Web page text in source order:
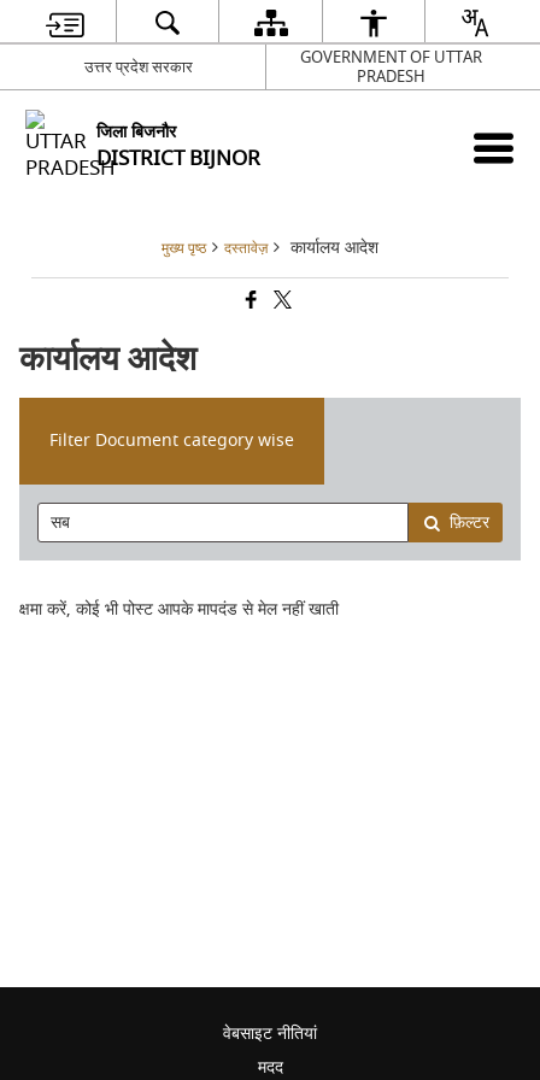
उत्तर प्रदेश सरकार
GOVERNMENT OF UTTAR
PRADESH
जिला बिजनौर
DISTRICT BIJNOR
मुख्य पृष्ठ दस्तावेज़ कार्यालय आदेश
कार्यालय आदेश
Filter Document category wise
फ़िल्टर
क्षमा करें, कोई भी पोस्ट आपके मापदंड से मेल नहीं खाती
वेबसाइट नीतियां
मदद